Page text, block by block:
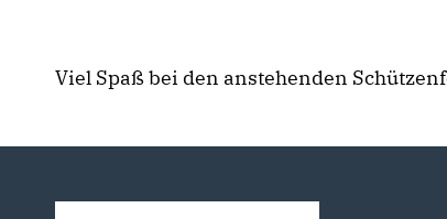
Viel Spaß bei den anstehenden